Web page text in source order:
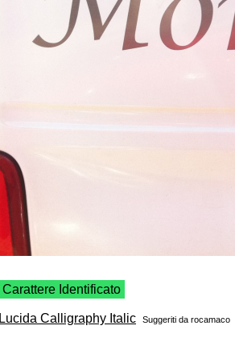
Carattere Identificato
Lucida Calligraphy Italic Suggeriti da rocamaco